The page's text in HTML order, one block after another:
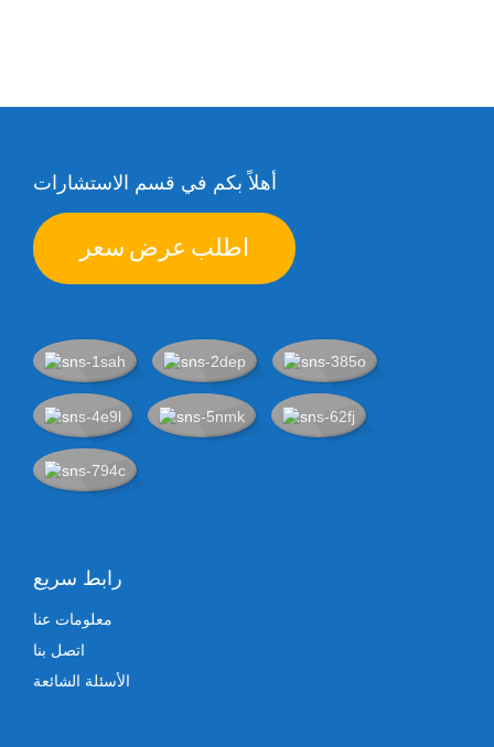
أهلاً بكم في قسم الاستشارات
اطلب عرض سعر
رابط سريع
معلومات عنا
اتصل بنا
الأسئلة الشائعة